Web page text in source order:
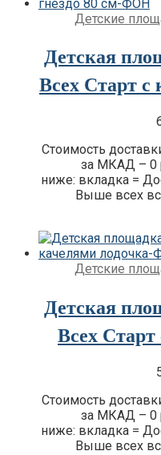
Детские
Детская
Всех Старт с
Стоимость
за МКАД – 0
ниже: вкладка =
Выше всех
Детские
Детская
Всех
Стоимость
за МКАД – 0
ниже: вкладка =
Выше всех